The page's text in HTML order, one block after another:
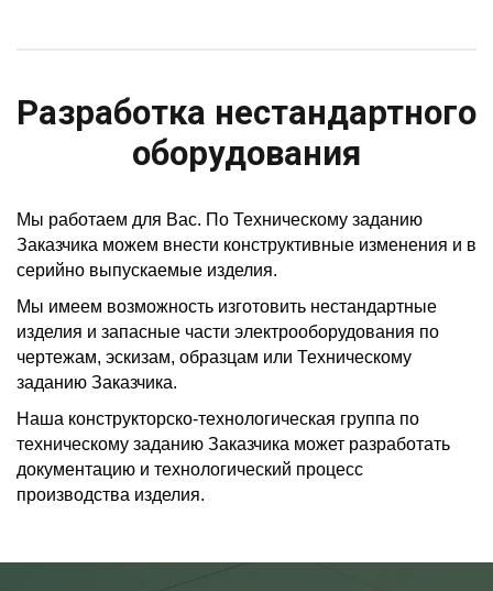
Разработка нестандартного
оборудования
Мы работаем для Вас. По Техническому заданию
Заказчика можем внести конструктивные изменения и в
серийно выпускаемые изделия.
Мы имеем возможность изготовить нестандартные
изделия и запасные части электрооборудования по
чертежам, эскизам, образцам или Техническому
заданию Заказчика.
Наша конструкторско-технологическая группа по
техническому заданию Заказчика может разработать
документацию и технологический процесс
производства изделия.